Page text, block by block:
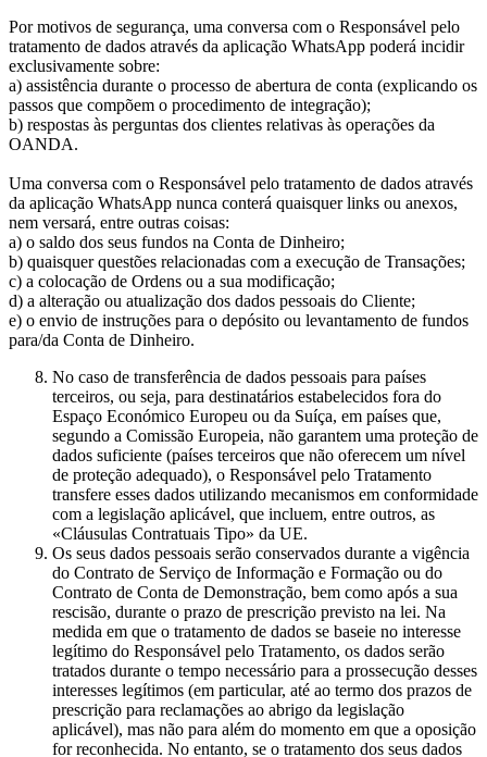
Por motivos de segurança, uma conversa com o Responsável pelo
tratamento de dados através da aplicação WhatsApp poderá incidir
exclusivamente sobre:
a) assistência durante o processo de abertura de conta (explicando os
passos que compõem o procedimento de integração);
b) respostas às perguntas dos clientes relativas às operações da
OANDA.
Uma conversa com o Responsável pelo tratamento de dados através
da aplicação WhatsApp nunca conterá quaisquer links ou anexos,
nem versará, entre outras coisas:
a) o saldo dos seus fundos na Conta de Dinheiro;
b) quaisquer questões relacionadas com a execução de Transações;
c) a colocação de Ordens ou a sua modificação;
d) a alteração ou atualização dos dados pessoais do Cliente;
e) o envio de instruções para o depósito ou levantamento de fundos
para/da Conta de Dinheiro.
No caso de transferência de dados pessoais para países
terceiros, ou seja, para destinatários estabelecidos fora do
Espaço Económico Europeu ou da Suíça, em países que,
segundo a Comissão Europeia, não garantem uma proteção de
dados suficiente (países terceiros que não oferecem um nível
de proteção adequado), o Responsável pelo Tratamento
transfere esses dados utilizando mecanismos em conformidade
com a legislação aplicável, que incluem, entre outros, as
«Cláusulas Contratuais Tipo» da UE.
Os seus dados pessoais serão conservados durante a vigência
do Contrato de Serviço de Informação e Formação ou do
Contrato de Conta de Demonstração, bem como após a sua
rescisão, durante o prazo de prescrição previsto na lei. Na
medida em que o tratamento de dados se baseie no interesse
legítimo do Responsável pelo Tratamento, os dados serão
tratados durante o tempo necessário para a prossecução desses
interesses legítimos (em particular, até ao termo dos prazos de
prescrição para reclamações ao abrigo da legislação
aplicável), mas não para além do momento em que a oposição
for reconhecida. No entanto, se o tratamento dos seus dados